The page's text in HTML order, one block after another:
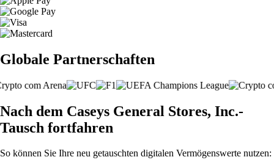
Globale Partnerschaften
Nach dem Caseys General Stores, Inc.-
Tausch fortfahren
So können Sie Ihre neu getauschten digitalen Vermögenswerte nutzen: